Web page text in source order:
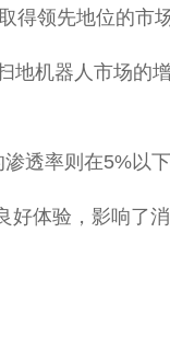
得领先地位的市场
地机器人市场的
透率则在5%以下
体验，影响了